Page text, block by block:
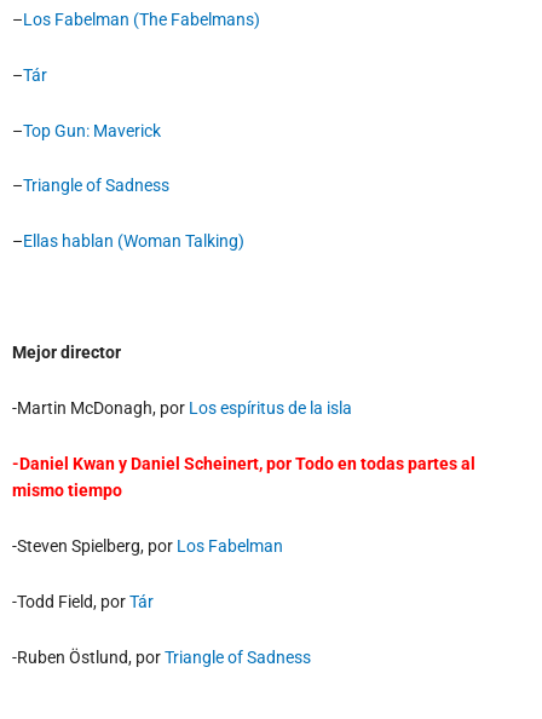
–Los Fabelman (The Fabelmans)
–Tár
–Top Gun: Maverick
–Triangle of Sadness
–Ellas hablan (Woman Talking)
Mejor director
-Martin McDonagh, por Los espíritus de la isla
-Daniel Kwan y Daniel Scheinert, porTodo en todas partes al
mismo tiempo
-Steven Spielberg, por Los Fabelman
-Todd Field, porTár
-Ruben Östlund, porTriangle of Sadness